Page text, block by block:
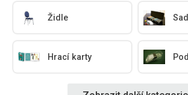
Židle
Hrací karty